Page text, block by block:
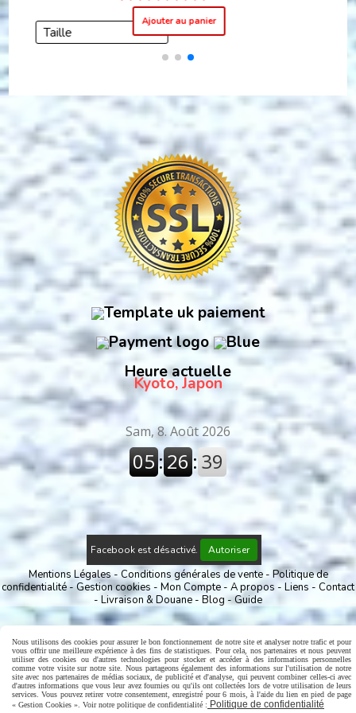
Ajouter au panier
Heure actuelle
Kyoto, Japon
Facebook est désactivé. Autoriser
Mentions Légales Conditions générales de vente
Politique de
confidentialité
Gestion cookies Mon Compte A propos Liens
Contact
Livraison & Douane
Blog Guide
Nous utilisons des cookies pour assurer le bon fonctionnement de notre site et analyser notre trafic et pour
vous offrir une meilleure expérience à des fins de statistiques. Pour cela, nos partenaires et nous peuvent
utiliser des cookies ou d'autres technologies pour stocker et accéder à des informations personnelles
comme votre visite sur notre site. Nous partageons également des informations sur l'utilisation de notre
site avec nos partenaires de médias sociaux, de publicité et d'analyse, qui peuvent combiner celles-ci avec
d'autres informations que vous leur avez fournies ou qu'ils ont collectées lors de votre utilisation de leurs
services. Vous pouvez retirer votre consentement, enregistré pour 6 mois, à l'aide du lien en pied de page
« Gestion Cookies ». Voir notre politique de confidentialité : Politique de confidentialité